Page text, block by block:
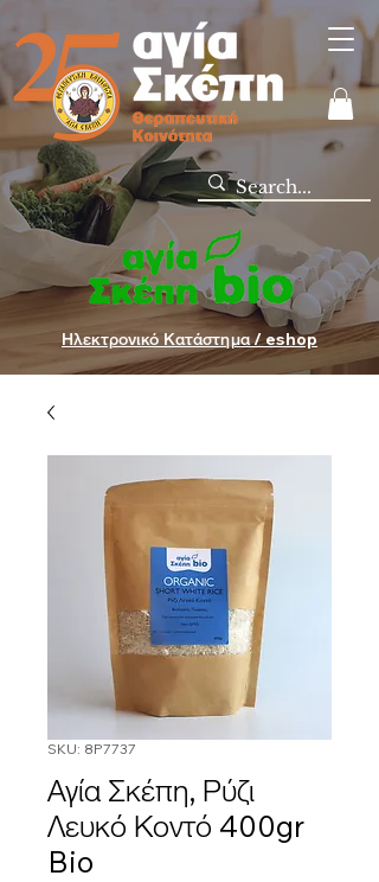
Ηλεκτρονικό Κατάστημα / eshop
SKU: 8P7737
Αγία Σκέπη, Ρύζι
Λευκό Κοντό 400gr
Bio